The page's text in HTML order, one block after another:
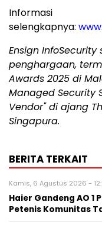
Informasi
selengkapnya:
Ensign
penghargaan,
Awards 2025 di
Managed Security
Vendor" di ajang
Singapura.
BERITA TERKAIT
Kamis, 6 Agustus 2026 -
Haier Gandeng AO 1
Petenis Komunitas